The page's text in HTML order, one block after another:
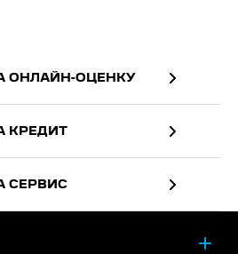
ОНЛАЙН-ОЦЕНКУ
КРЕДИТ
СЕРВИС